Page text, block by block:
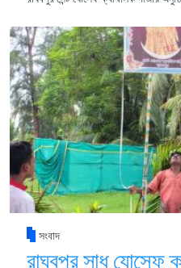
সংবাদ
রাঘবপুর সাধু যোসেফ